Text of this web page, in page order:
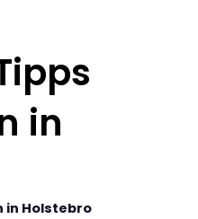
in
in Holstebro